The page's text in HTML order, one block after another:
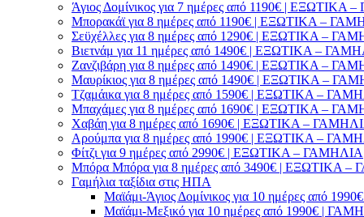
Άγιος Δομίνικος για 7 ημέρες από 1190€ | ΕΞΩΤΙΚΑ
Μπορακάϊ για 8 ημέρες από 1190€ | ΕΞΩΤΙΚΑ –
Σεϋχέλλες για 8 ημέρες από 1290€ | ΕΞΩΤΙΚΑ –
Βιετνάμ για 11 ημέρες από 1490€ | ΕΞΩΤΙΚΑ –
Ζανζιβάρη για 8 ημέρες από 1490€ | ΕΞΩΤΙΚΑ –
Μαυρίκιος για 8 ημέρες από 1490€ | ΕΞΩΤΙΚΑ –
Τζαμάικα για 8 ημέρες από 1590€ | ΕΞΩΤΙΚΑ –
Μπαχάμες για 8 ημέρες από 1690€ | ΕΞΩΤΙΚΑ –
Χαβάη για 8 ημέρες από 1690€ | ΕΞΩΤΙΚΑ –
Αρούμπα για 8 ημέρες από 1990€ | ΕΞΩΤΙΚΑ –
Φίτζι για 9 ημέρες από 2990€ | ΕΞΩΤΙΚΑ – ΓΑΜΗΛΙΑ
Μπόρα Μπόρα για 8 ημέρες από 3490€ | ΕΞΩΤΙΚΑ –
Γαμήλια ταξίδια στις ΗΠΑ
Μαϊάμι-Άγιος Δομίνικος για 10 ημέρες από
Μαϊάμι-Μεξικό για 10 ημέρες από 1990€ |